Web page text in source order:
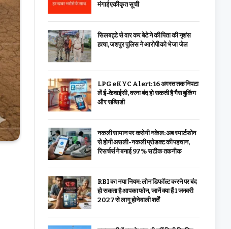
मंगाई एकीकृत सूची
सिलबट्टे से वार कर बेटे ने की पिता की नृशंस
हत्या, जशपुर पुलिस ने आरोपी को भेजा जेल
LPG eKYC Alert: 16 अगस्त तक निपटा
लें ई-केवाईसी, वरना बंद हो सकती है गैस बुकिंग
और सब्सिडी
नकली सामान पर कसेगी नकेल: अब स्मार्टफोन
से होगी असली-नकली प्रोडक्ट की पहचान,
रिसर्चर्स ने बनाई 97% सटीक तकनीक
RBI का नया नियम: लोन डिफॉल्ट करने पर बंद
हो सकता है आपका फोन, जानें क्या हैं 1 जनवरी
2027 से लागू होने वाली शर्तें